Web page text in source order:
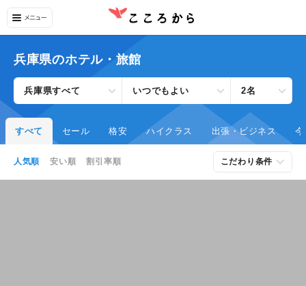
兵庫県のホテル・旅館
兵庫県すべて いつでもよい 2名
すべて セール 格安 ハイクラス 出張・ビジネス
人気順 安い順 割引率順 こだわり条件